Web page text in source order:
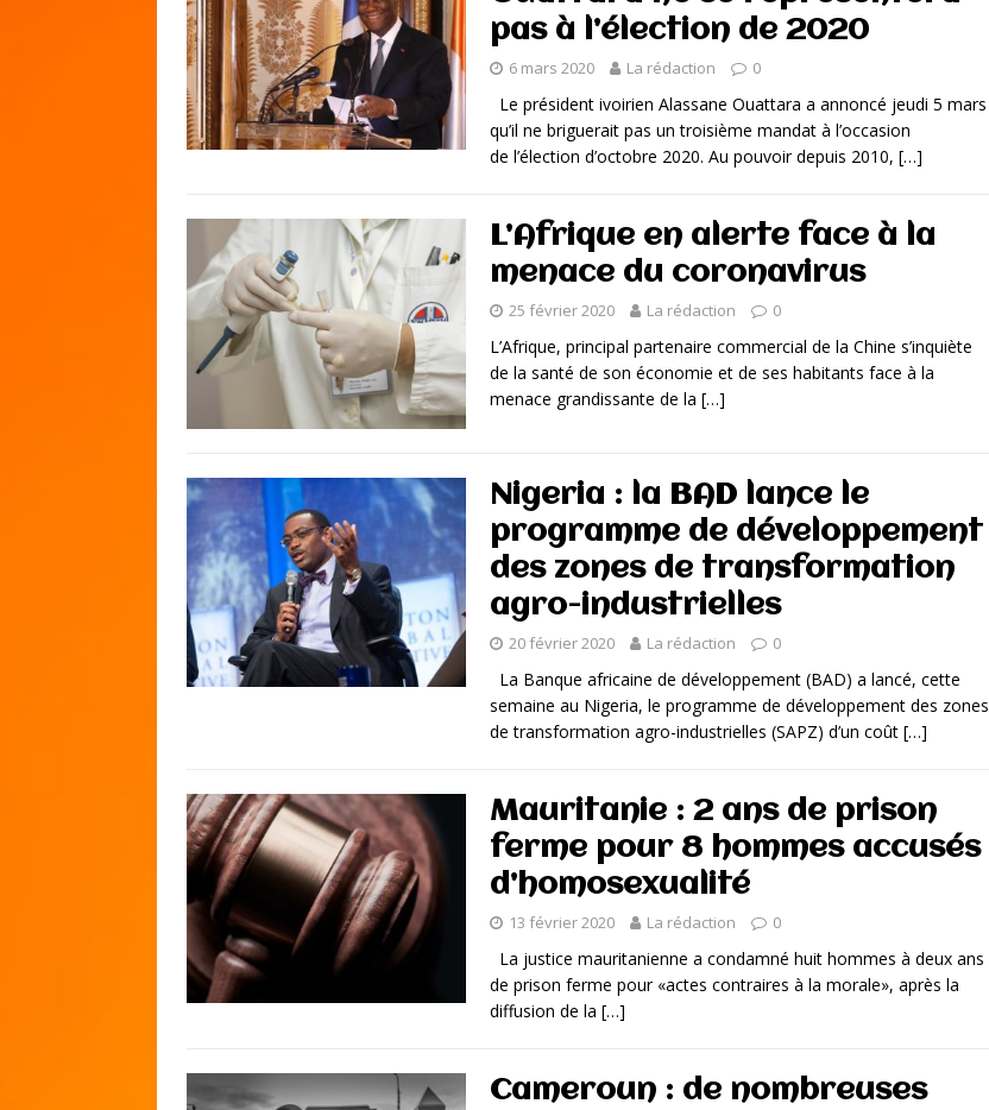
pas à l’élection de 2020
6 mars 2020 La rédaction 0
Le président ivoirien Alassane Ouattara a annoncé jeudi 5 mars
qu’il ne briguerait pas un troisième mandat à l’occasion
de l’élection d’octobre 2020. Au pouvoir depuis 2010, […]
L’Afrique en alerte face à la
menace du coronavirus
25 février 2020 La rédaction 0
L’Afrique, principal partenaire commercial de la Chine s’inquiète
de la santé de son économie et de ses habitants face à la
menace grandissante de la […]
Nigeria : la BAD lance le
programme de développement
des zones de transformation
agro-industrielles
20 février 2020 La rédaction 0
La Banque africaine de développement (BAD) a lancé, cette
semaine au Nigeria, le programme de développement des zones
de transformation agro-industrielles (SAPZ) d’un coût […]
Mauritanie : 2 ans de prison
ferme pour 8 hommes accusés
d’homosexualité
13 février 2020 La rédaction 0
La justice mauritanienne a condamné huit hommes à deux ans
de prison ferme pour «actes contraires à la morale», après la
diffusion de la […]
Cameroun : de nombreuses